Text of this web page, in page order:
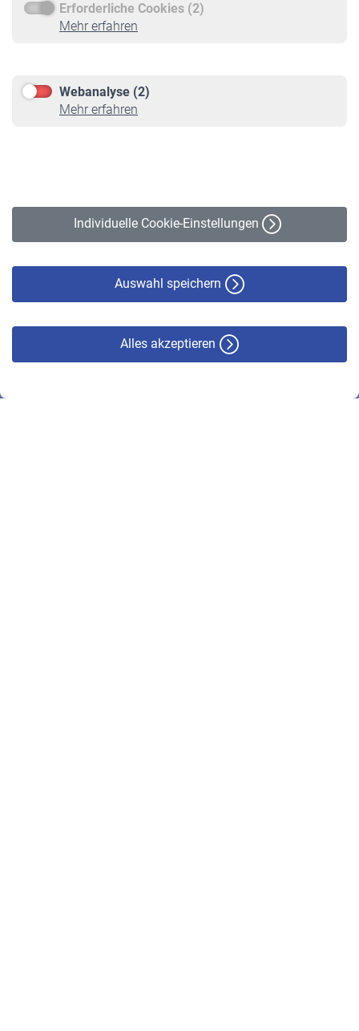
Erforderliche Cookies (2)
Mehr erfahren
Webanalyse (2)
Mehr erfahren
Individuelle Cookie-Einstellungen
Auswahl speichern
Alles akzeptieren
Service
Informationen
Online-Rechner
VBLnewsletter
Erklärung zur Barrierefreiheit
© VBL 2026